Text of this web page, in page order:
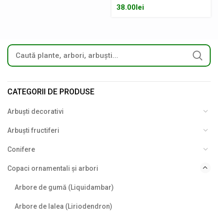
38.00lei
CATEGORII DE PRODUSE
Arbuști decorativi
Arbuști fructiferi
Conifere
Copaci ornamentali și arbori
Arbore de gumă (Liquidambar)
Arbore de lalea (Liriodendron)